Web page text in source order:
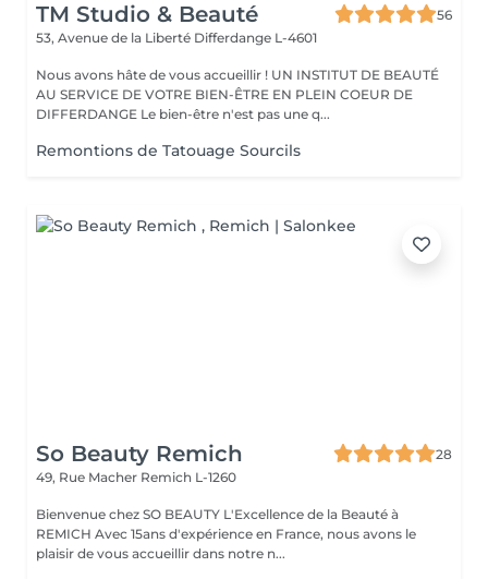
TM Studio & Beauté
56
53, Avenue de la Liberté Differdange L-4601
Nous avons hâte de vous accueillir ! UN INSTITUT DE BEAUTÉ
AU SERVICE DE VOTRE BIEN-ÊTRE EN PLEIN COEUR DE
DIFFERDANGE Le bien-être n'est pas une q...
Remontions de Tatouage Sourcils
So Beauty Remich
28
49, Rue Macher Remich L-1260
Bienvenue chez SO BEAUTY L'Excellence de la Beauté à
REMICH Avec 15ans d'expérience en France, nous avons le
plaisir de vous accueillir dans notre n...